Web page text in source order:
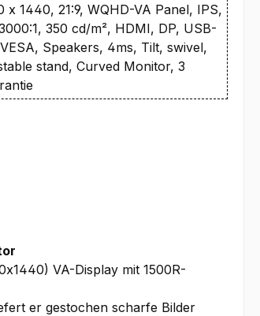
x 1440, 21:9, WQHD-VA Panel, IPS,
350 cd/m², HDMI, DP, USB-
Speakers, 4ms, Tilt, swivel,
stand, Curved Monitor, 3
VA-Display mit 1500R-
er gestochen scharfe Bilder